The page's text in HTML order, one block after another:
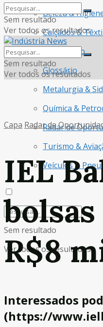
Beleza &
Calçados &
Construção
Glossário
Metalurgia &
Química &
Radar de
Turismo &
Veículos & Pneus
Sem resultado
Ver todos os resultados
Sem resultado
Ver todos os resultados
Sem resultado
Ver todos os resultados
Capa Radar de
IEL
R$8
Interessados
(https://